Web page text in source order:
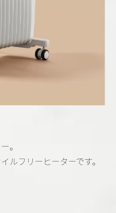
。
ルフリーヒーターです。